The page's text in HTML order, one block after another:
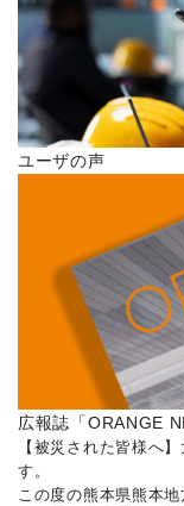
ユーザの声
広報誌「ORANGE
【被災された皆様へ
す。
この度の熊本県熊本